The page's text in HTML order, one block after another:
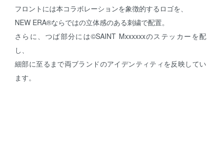
フロントには本コラボレーションを象徴的するロゴを、
NEW ERA®ならではの立体感のある刺繍で配置。
さらに、つば部分には©SAINT Mxxxxxxのステッカーを配
し、
細部に至るまで両ブランドのアイデンティティを反映してい
ます。